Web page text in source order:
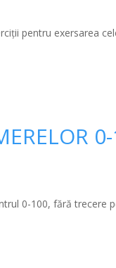
pentru exersarea
0-100, fără trecere